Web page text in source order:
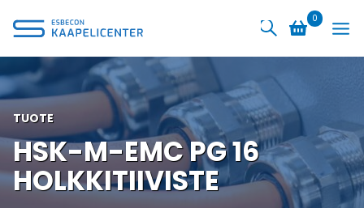
sisältöön
0
TUOTE
HSK-M-EMC PG 16
HOLKKITIIVISTE